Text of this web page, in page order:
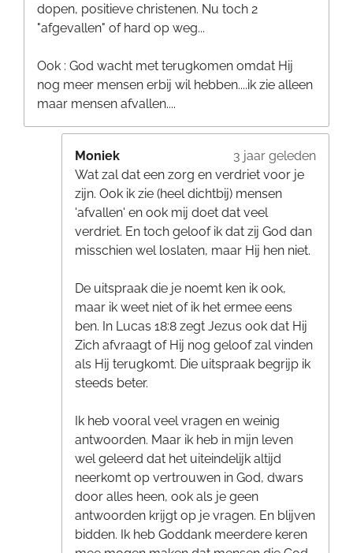
dopen, positieve christenen. Nu toch 2
"afgevallen" of hard op weg...
Ook : God wacht met terugkomen omdat Hij
nog meer mensen erbij wil hebben....ik zie alleen
maar mensen afvallen....
Moniek
3 jaar geleden
Wat zal dat een zorg en verdriet voor je
zijn. Ook ik zie (heel dichtbij) mensen
'afvallen' en ook mij doet dat veel
verdriet. En toch geloof ik dat zij God dan
misschien wel loslaten, maar Hij hen niet.
De uitspraak die je noemt ken ik ook,
maar ik weet niet of ik het ermee eens
ben. In Lucas 18:8 zegt Jezus ook dat Hij
Zich afvraagt of Hij nog geloof zal vinden
als Hij terugkomt. Die uitspraak begrijp ik
steeds beter.
Ik heb vooral veel vragen en weinig
antwoorden. Maar ik heb in mijn leven
wel geleerd dat het uiteindelijk altijd
neerkomt op vertrouwen in God, dwars
door alles heen, ook als je geen
antwoorden krijgt op je vragen. En blijven
bidden. Ik heb Goddank meerdere keren